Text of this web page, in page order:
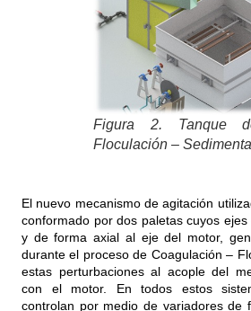
Figura 2. Tanque
Floculación –
El nuevo mecanismo de agitación
conformado por dos paletas cuyos
y de forma axial al eje del motor,
durante el proceso de Coagulación –
estas perturbaciones al acople del
con el motor. En todos estos
controlan por medio de variadores de